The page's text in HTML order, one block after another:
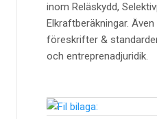
inom Reläskydd,
Elkraftberäkningar.
föreskrifter &
och entreprenadjuridik.